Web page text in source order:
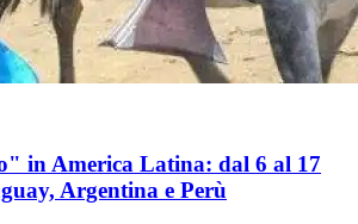
in America Latina: dal 6 al 17
Argentina e Perù